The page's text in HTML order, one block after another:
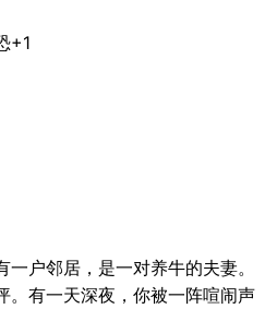
+1
户邻居，是一对养牛的夫妻。
。有一天深夜，你被一阵喧闹声